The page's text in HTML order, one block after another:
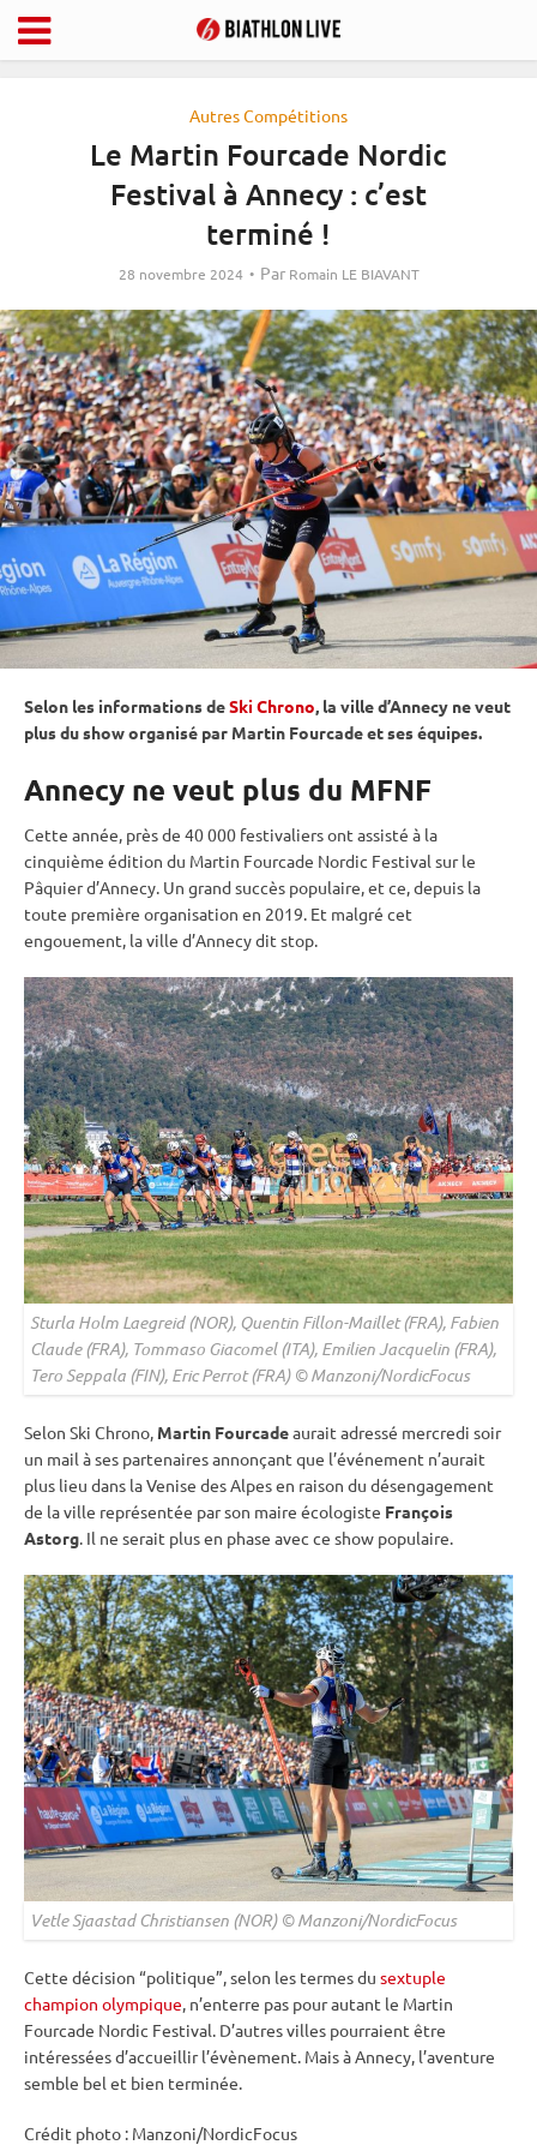
Autres Compétitions
Le Martin Fourcade Nordic
Festival à Annecy : c’est
terminé !
28 novembre 2024 Par Romain LE BIAVANT
Selon les informations deSki Chrono, la ville d’Annecy ne veut
plus du show organisé par Martin Fourcade et ses équipes.
Annecy ne veut plus du MFNF
Cette année, près de 40 000 festivaliers ont assisté à la
cinquième édition du Martin Fourcade Nordic Festival sur le
Pâquier d’Annecy. Un grand succès populaire, et ce, depuis la
toute première organisation en 2019. Et malgré cet
engouement, la ville d’Annecy dit stop.
Sturla Holm Laegreid (NOR), Quentin Fillon-Maillet (FRA), Fabien
Claude (FRA), Tommaso Giacomel (ITA), Emilien Jacquelin (FRA),
Tero Seppala (FIN), Eric Perrot (FRA) © Manzoni/NordicFocus
Selon Ski Chrono, Martin Fourcadeaurait adressé mercredi soir
un mail à ses partenaires annonçant que l’événement n’aurait
plus lieu dans la Venise des Alpes en raison du désengagement
de la ville représentée par son maire écologiste François
Astorg. Il ne serait plus en phase avec ce show populaire.
Vetle Sjaastad Christiansen (NOR) © Manzoni/NordicFocus
Cette décision “politique”, selon les termes du sextuple
champion olympique, n’enterre pas pour autant le Martin
Fourcade Nordic Festival. D’autres villes pourraient être
intéressées d’accueillir l’évènement. Mais à Annecy, l’aventure
semble bel et bien terminée.
Crédit photo : Manzoni/NordicFocus